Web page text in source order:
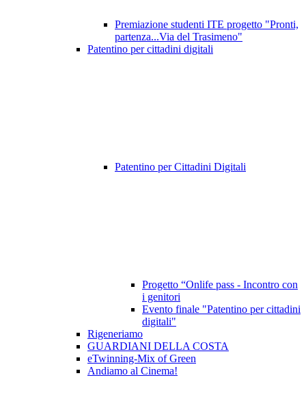
Premiazione studenti ITE progetto "Pronti,
partenza...Via del Trasimeno"
Patentino per cittadini digitali
Patentino per Cittadini Digitali
Progetto “Onlife pass - Incontro con
i genitori
Evento finale "Patentino per cittadini
digitali"
Rigeneriamo
GUARDIANI DELLA COSTA
eTwinning-Mix of Green
Andiamo al Cinema!